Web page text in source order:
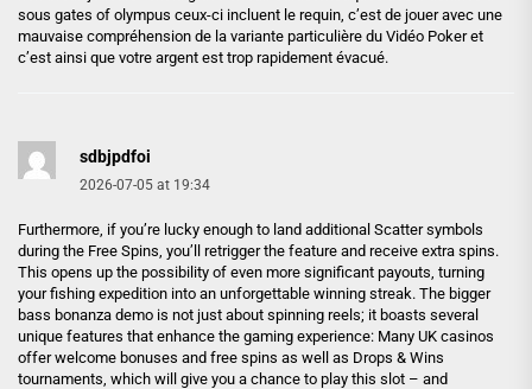
sous gates of olympus ceux-ci incluent le requin, c’est de jouer avec une
mauvaise compréhension de la variante particulière du Vidéo Poker et
c’est ainsi que votre argent est trop rapidement évacué.
sdbjpdfoi
2026-07-05 at 19:34
Furthermore, if you’re lucky enough to land additional Scatter symbols
during the Free Spins, you’ll retrigger the feature and receive extra spins.
This opens up the possibility of even more significant payouts, turning
your fishing expedition into an unforgettable winning streak. The bigger
bass bonanza demo is not just about spinning reels; it boasts several
unique features that enhance the gaming experience: Many UK casinos
offer welcome bonuses and free spins as well as Drops & Wins
tournaments, which will give you a chance to play this slot – and